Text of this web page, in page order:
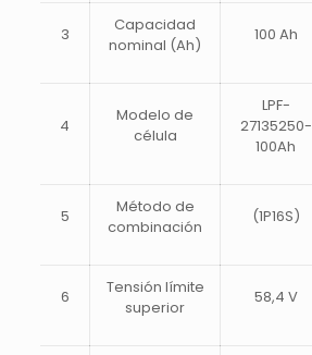
3
Capacidad
nominal (Ah)
100 Ah
4
Modelo de
célula
LPF-
27135250-
100Ah
5
Método de
combinación
(1P16S)
6
Tensión límite
superior
58,4 V